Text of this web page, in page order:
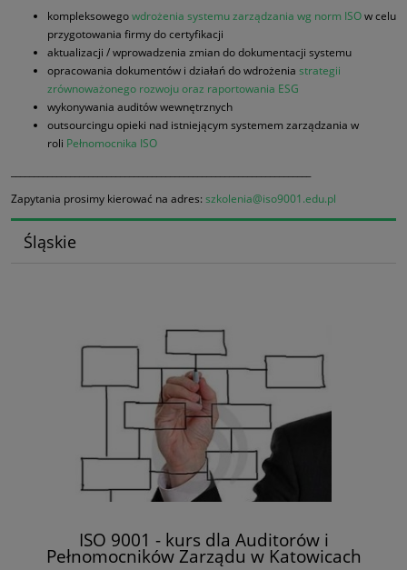
kompleksowegowdrożenia systemu zarządzania wg norm ISOw celu
przygotowania firmy do certyfikacji
aktualizacji / wprowadzenia zmian do dokumentacji systemu
opracowania dokumentów i działań do wdrożenia strategii
zrównoważonego rozwoju oraz raportowania ESG
wykonywania auditów wewnętrznych
outsourcingu opieki nad istniejącym systemem zarządzania w
roli Pełnomocnika ISO
Zapytania prosimy kierować na adres: szkolenia@iso9001.edu.pl
Śląskie
ISO 9001 - kurs dla Auditorów i
Pełnomocników Zarządu w Katowicach